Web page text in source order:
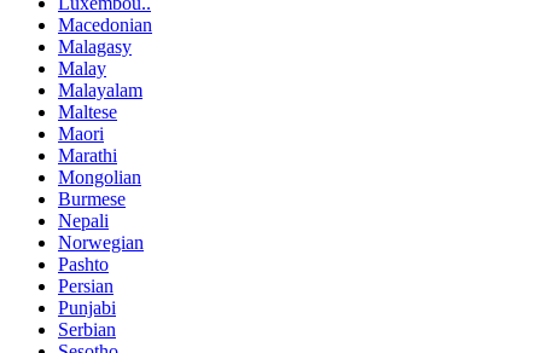
Macedonian
Malagasy
Malay
Malayalam
Maltese
Maori
Marathi
Mongolian
Burmese
Nepali
Norwegian
Pashto
Persian
Punjabi
Serbian